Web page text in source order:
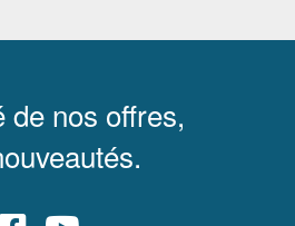
de nos offres,